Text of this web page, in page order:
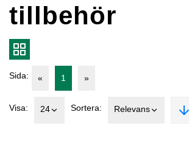
tillbehör
Sida: « 1 »
Visa: 24 Sortera: Relevans